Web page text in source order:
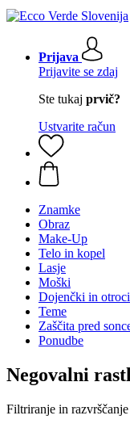
Prijava
Prijavite se zdaj
Ste tukaj prvič?
Ustvarite račun
Znamke
Obraz
Make-Up
Telo in kopel
Lasje
Moški
Dojenčki in otroci
Teme
Zaščita pred
Ponudbe
Negovalni
Filtriranje in razvrščanje